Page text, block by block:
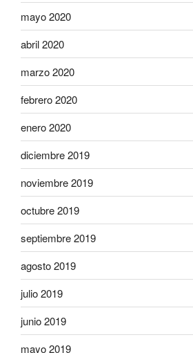
mayo 2020
abril 2020
marzo 2020
febrero 2020
enero 2020
diciembre 2019
noviembre 2019
octubre 2019
septiembre 2019
agosto 2019
julio 2019
junio 2019
mayo 2019